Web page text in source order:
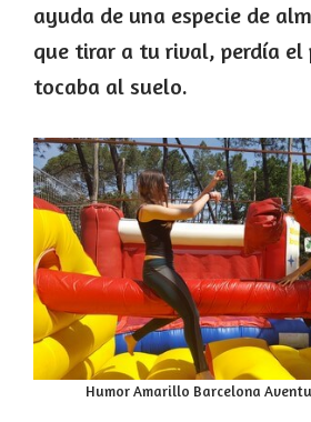
ayuda de una especie de
que tirar a tu rival, perdía el
tocaba al suelo.
Humor Amarillo Barcelona